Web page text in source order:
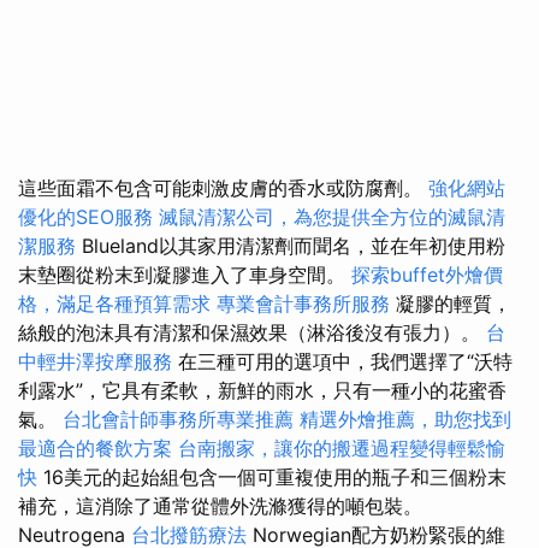
這些面霜不包含可能刺激皮膚的香水或防腐劑。 強化網站
優化的SEO服務 滅鼠清潔公司，為您提供全方位的滅鼠清
潔服務 Blueland以其家用清潔劑而聞名，並在年初使用粉
末墊圈從粉末到凝膠進入了車身空間。 探索buffet外燴價
格，滿足各種預算需求 專業會計事務所服務 凝膠的輕質，
絲般的泡沫具有清潔和保濕效果（淋浴後沒有張力）。 台
中輕井澤按摩服務 在三種可用的選項中，我們選擇了“沃特
利露水”，它具有柔軟，新鮮的雨水，只有一種小的花蜜香
氣。 台北會計師事務所專業推薦 精選外燴推薦，助您找到
最適合的餐飲方案 台南搬家，讓你的搬遷過程變得輕鬆愉
快 16美元的起始組包含一個可重複使用的瓶子和三個粉末
補充，這消除了通常從體外洗滌獲得的噸包裝。
Neutrogena 台北撥筋療法 Norwegian配方奶粉緊張的維